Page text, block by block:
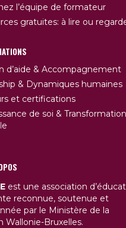
l’équipe de formateur
gratuites: à lire ou
d’aide & Accompagnement
& Dynamiques humaines
et certifications
de soi & Transformation
est une association
reconnue, soutenue et
par le Ministère de la
Wallonie-Bruxelles.